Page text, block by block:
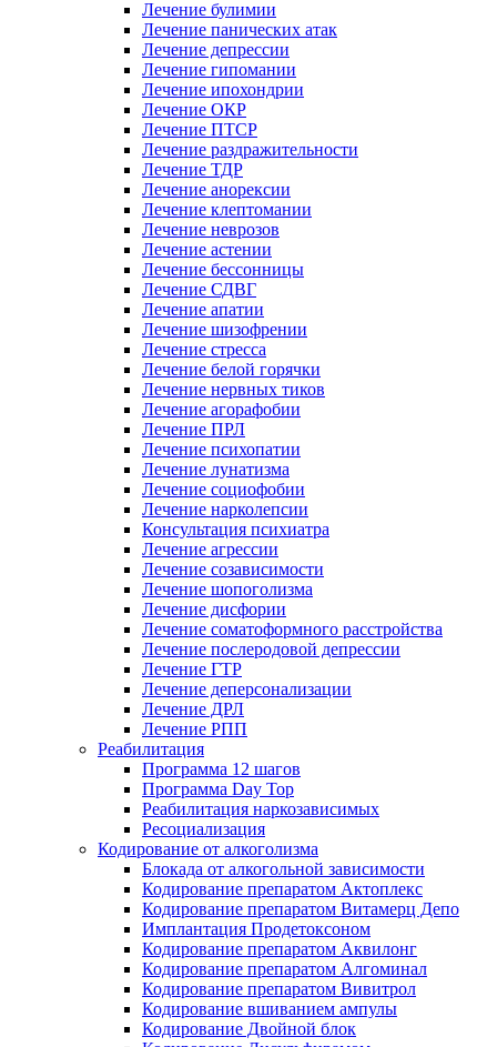
Лечение булимии
Лечение панических атак
Лечение депрессии
Лечение гипомании
Лечение ипохондрии
Лечение ОКР
Лечение ПТСР
Лечение раздражительности
Лечение ТДР
Лечение анорексии
Лечение клептомании
Лечение неврозов
Лечение астении
Лечение бессонницы
Лечение СДВГ
Лечение апатии
Лечение шизофрении
Лечение стресса
Лечение белой горячки
Лечение нервных тиков
Лечение агорафобии
Лечение ПРЛ
Лечение психопатии
Лечение лунатизма
Лечение социофобии
Лечение нарколепсии
Консультация психиатра
Лечение агрессии
Лечение созависимости
Лечение шопоголизма
Лечение дисфории
Лечение соматоформного расстройства
Лечение послеродовой депрессии
Лечение ГТР
Лечение деперсонализации
Лечение ДРЛ
Лечение РПП
Реабилитация
Программа 12 шагов
Программа Day Top
Реабилитация наркозависимых
Ресоциализация
Кодирование от алкоголизма
Блокада от алкогольной зависимости
Кодирование препаратом Актоплекс
Кодирование препаратом Витамерц Депо
Имплантация Продетоксоном
Кодирование препаратом Аквилонг
Кодирование препаратом Алгоминал
Кодирование препаратом Вивитрол
Кодирование вшиванием ампулы
Кодирование Двойной блок